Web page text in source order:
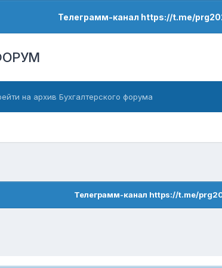
Телеграмм-канал https://t.me/
на архив Бухгалтерского форума
Телеграмм-канал https://t.me/